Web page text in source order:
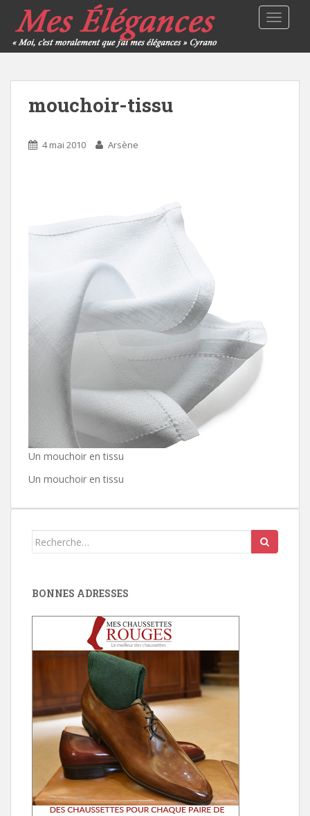
mouchoir-tissu
4 mai 2010 Arsène
Un mouchoir en tissu
Un mouchoir en tissu
Search
BONNES ADRESSES